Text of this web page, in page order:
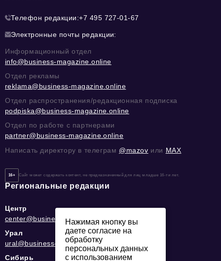
Телефон редакции:+7 495 727-01-67
Электронные почты редакции:
Информационный отдел
info@business-magazine.online
Отдел рекламы
reklama@business-magazine.online
Отдел распространения/редакционная подписка
podpiska@business-magazine.online
Отдел по работе с партнерами
partner@business-magazine.online
Написать директору в телеграм @mazov или MAX
16+ Сайт может содержать контент, не предназначенный для лиц младше 16-ти лет.
Региональные редакции
Центр
center@business-magazine.online
Урал
ural@business-magazine.online
Сибирь
Нажимая кнопку вы
даете согласие на
обработку
персональных данных
с использованием